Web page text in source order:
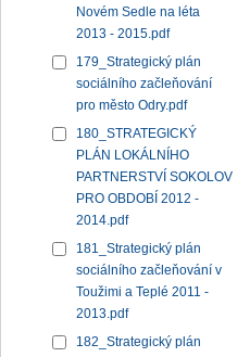
Novém Sedle na léta
2013 - 2015.pdf
179_Strategický plán
sociálního začleňování
pro město Odry.pdf
180_STRATEGICKÝ
PLÁN LOKÁLNÍHO
PARTNERSTVÍ SOKOLOV
PRO OBDOBÍ 2012 -
2014.pdf
181_Strategický plán
sociálního začleňování v
Toužimi a Teplé 2011 -
2013.pdf
182_Strategický plán